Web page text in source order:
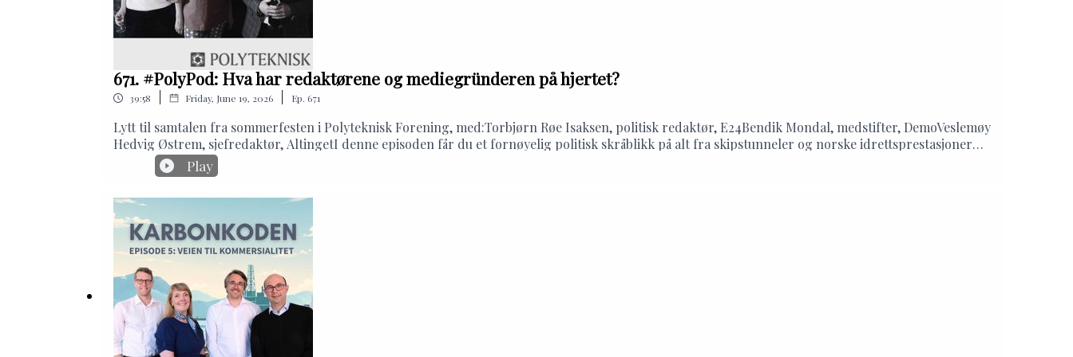
671. #PolyPod: Hva har redaktørene og mediegründeren på hjertet?
39:58 Friday, June 19, 2026 Ep. 671
Lytt til samtalen fra sommerfesten i Polyteknisk Forening, med:Torbjørn Røe Isaksen, politisk redaktør, E24Bendik Mondal, medstifter, DemoVeslemøy
Hedvig Østrem, sjefredaktør, AltingetI denne episoden får du et fornøyelig politisk skråblikk på alt fra skipstunneler og norske idrettsprestasjoner
(og andre prestasjoner), via havvind og politiske identitetskriser til teknologikritisk ungdom.
Play